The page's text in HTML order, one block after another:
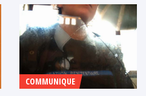
COMMUNIQUE